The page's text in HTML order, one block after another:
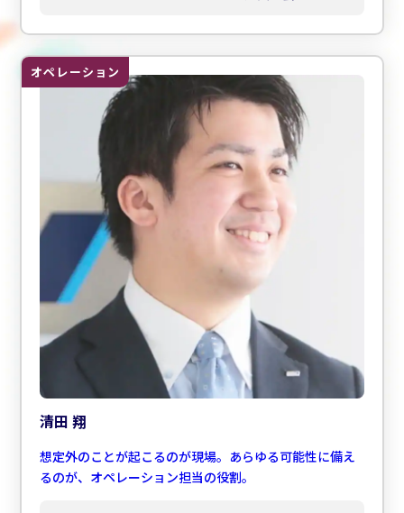
オペレーション
清田 翔
想定外のことが起こるのが現場。あらゆる可能性に備え
るのが、オペレーション担当の役割。